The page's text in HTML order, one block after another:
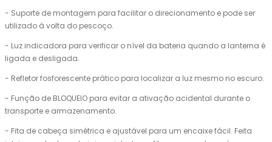
- Suporte de montagem para facilitar o direcionamento e pode ser
utilizado à volta do pescoço.
- Luz indicadora para verificar o nível da bateria quando a lanterna é
ligada e desligada.
- Refletor fosforescente prático para localizar a luz mesmo no escuro.
- Função de BLOQUEIO para evitar a ativação acidental durante o
transporte e armazenamento.
- Fita de cabeça simétrica e ajustável para um encaixe fácil. Feita